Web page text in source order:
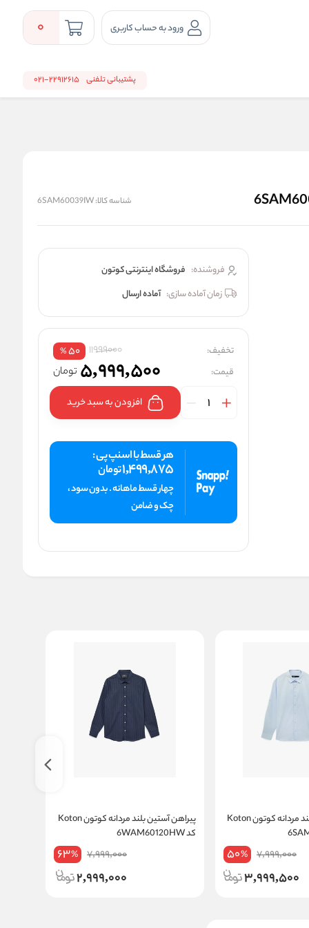
ورود به حساب کاربری 0
پشتیبانی تلفنی 22912615-021
شناسه کالا:6SAM60039IW
فروشنده: فروشگاه اینترنتی کوتون
زمان آماده سازی: آماده ارسال
تخفیف: 11999000
50
%
قیمت: 5,999,500 تومان
افزودن به سبد خرید
هر قسط با اسنپ پی :
1,499,875تومان
چهار قسط ماهانه . بدون سود ،
چک و ضامن
پیراهن آستین بلند مردانه کوتون Koton
7,999,000
50%
3,999,500
پیراهن آستین بلند مردانه کوتون Koton
کد 6WAM60120HW
7,999,000
63%
2,999,000